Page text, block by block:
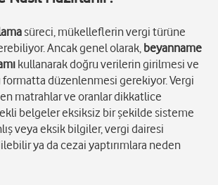
süreci, mükelleflerin vergi türüne
Ancak genel olarak, beyanname
kullanarak doğru verilerin girilmesi ve
düzenlenmesi gerekiyor. Vergi
matrahlar ve oranlar dikkatlice
belgeler eksiksiz bir şekilde sisteme
veya eksik bilgiler, vergi dairesi
ya da cezai yaptırımlara neden